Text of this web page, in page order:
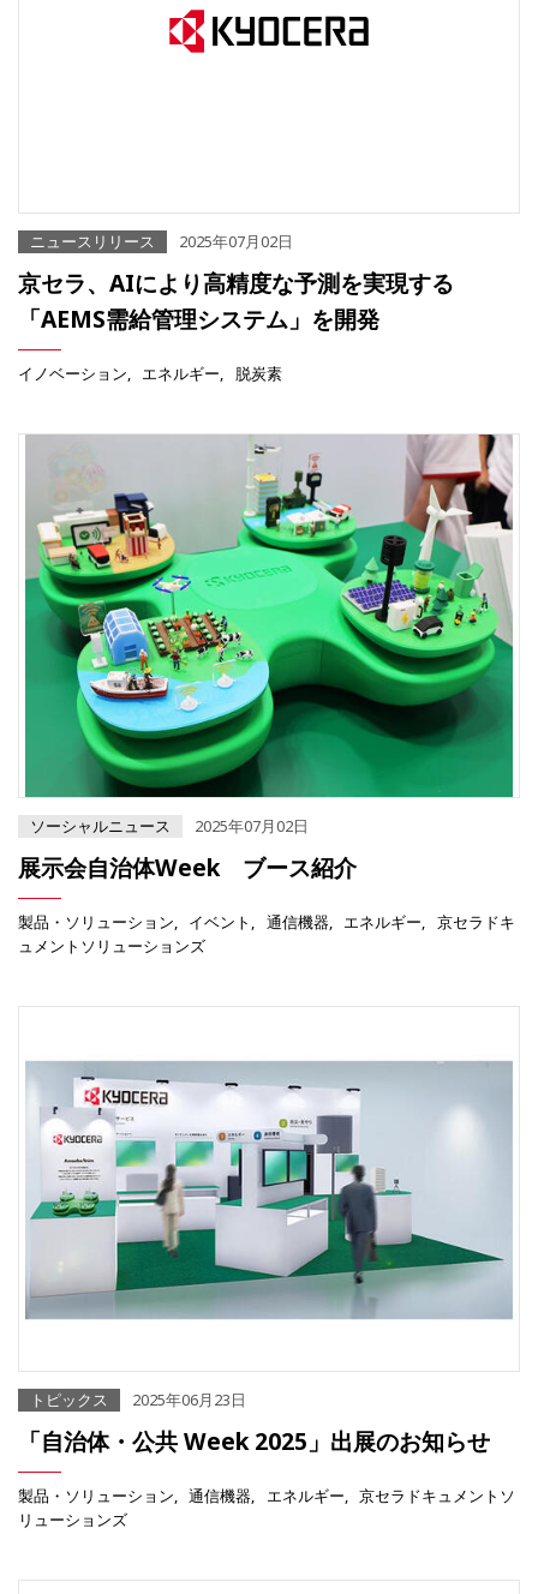
ニュースリリース 2025年07月02日
京セラ、AIにより高精度な予測を実現する
「AEMS需給管理システム」を開発
イノベーション エネルギー 脱炭素
ソーシャルニュース 2025年07月02日
展示会自治体Week ブース紹介
製品・ソリューション イベント 通信機器 エネルギー
京セラドキ
ュメントソリューションズ
トピックス 2025年06月23日
「自治体・公共 Week 2025」出展のお知らせ
製品・ソリューション 通信機器 エネルギー
京セラドキュメントソ
リューションズ